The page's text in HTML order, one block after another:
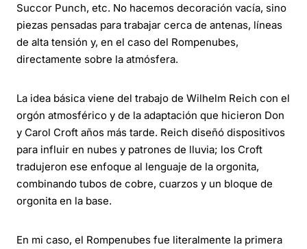
Succor Punch, etc. No hacemos decoración vacía, sino
piezas pensadas para trabajar cerca de antenas, líneas
de alta tensión y, en el caso del Rompenubes,
directamente sobre la atmósfera.
La idea básica viene del trabajo de Wilhelm Reich con el
orgón atmosférico y de la adaptación que hicieron Don
y Carol Croft años más tarde. Reich diseñó dispositivos
para influir en nubes y patrones de lluvia; los Croft
tradujeron ese enfoque al lenguaje de la orgonita,
combinando tubos de cobre, cuarzos y un bloque de
orgonita en la base.
En mi caso, el Rompenubes fue literalmente la primera